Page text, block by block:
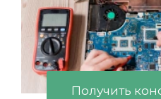
Получить